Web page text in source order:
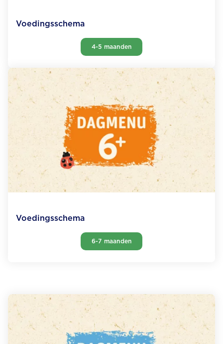
Voedingsschema
4-5 maanden
Voedingsschema
6-7 maanden